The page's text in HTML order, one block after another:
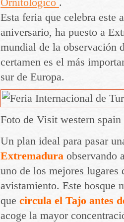
Esta feria que celebra este
aniversario, ha puesto a
mundial de la observación
certamen es el más
sur de Europa.
Foto de Visit western
Un plan ideal para pasar
Extremadura observando
uno de los mejores lugares
avistamiento. Este bosque
que circula el Tajo antes
acoge la mayor